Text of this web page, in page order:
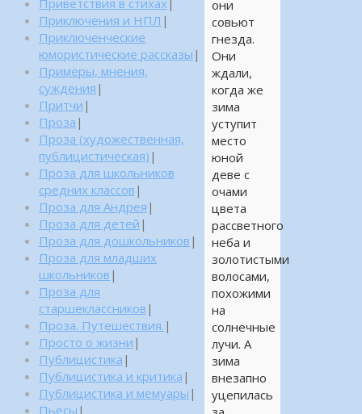
они
совьют
гнезда.
Они
ждали,
когда же
зима
уступит
место
юной
деве с
очами
цвета
рассветного
неба и
золотистыми
волосами,
похожими
на
солнечные
лучи. А
зима
внезапно
уцепилась
Приветствия в стихах
Приключения и НПЛ |
Приключенческие
юмористические рассказы |
Примеры, мнения,
суждения |
Притчи |
Проза |
Проза (художественная,
публицистическая) |
Проза для школьников
средних классов |
Проза для Андрея |
Проза для детей |
Проза для дошкольников |
Проза для младших
школьников |
Проза для
старшеклассников |
Проза. Путешествия. |
Просто о жизни |
Публицистика |
Публицистика и критика |
Публицистика и мемуары |
Пьесы |